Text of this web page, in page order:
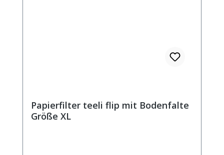
Papierfilter teeli flip mit Bodenfalte
Größe XL